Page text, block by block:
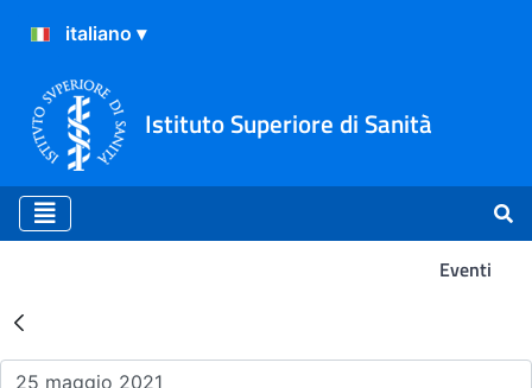
Istituto Superiore di Sanità
Eventi
Risultati della Ricerca -